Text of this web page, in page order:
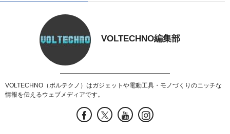
VOLTECHNO編集部
VOLTECHNO（ボルテクノ）はガジェットや電動工具・モノづくりのニッチな
情報を伝えるウェブメディアです。